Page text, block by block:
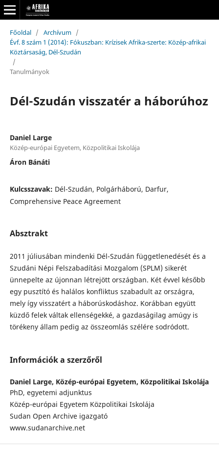
Főoldal / Archívum /
Évf. 8 szám 1 (2014): Fókuszban: Krízisek Afrika-szerte: Közép-afrikai
Köztársaság, Dél-Szudán
/
Tanulmányok
Dél-Szudán visszatér a háborúhoz
Daniel Large
Közép-európai Egyetem, Közpolitikai Iskolája
Áron Bánáti
Kulcsszavak: Dél-Szudán, Polgárháború, Darfur,
Comprehensive Peace Agreement
Absztrakt
2011 júliusában mindenki Dél-Szudán függetlenedését és a
Szudáni Népi Felszabadítási Mozgalom (SPLM) sikerét
ünnepelte az újonnan létrejött országban. Két évvel később
egy pusztító és halálos konfliktus szabadult az országra,
mely így visszatért a háborúskodáshoz. Korábban együtt
küzdő felek váltak ellenségekké, a gazdaságilag amúgy is
törékeny állam pedig az összeomlás szélére sodródott.
Információk a szerzőről
Daniel Large, Közép-európai Egyetem, Közpolitikai Iskolája
PhD, egyetemi adjunktus
Közép-európai Egyetem Közpolitikai Iskolája
Sudan Open Archive igazgató
www.sudanarchive.net